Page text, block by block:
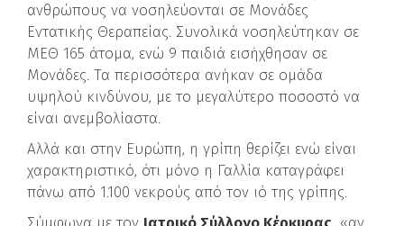
ανθρώπους να νοσηλεύονται σε Μονάδες
Εντατικής Θεραπείας. Συνολικά νοσηλεύτηκαν σε
ΜΕΘ 165 άτομα, ενώ 9 παιδιά εισήχθησαν σε
Μονάδες. Τα περισσότερα ανήκαν σε ομάδα
υψηλού κινδύνου, με το μεγαλύτερο ποσοστό να
είναι ανεμβολίαστα.
Αλλά και στην Ευρώπη, η γρίπη θερίζει ενώ είναι
χαρακτηριστικό, ότι μόνο η Γαλλία καταγράφει
πάνω από 1.100 νεκρούς από τον ιό της γρίπης.